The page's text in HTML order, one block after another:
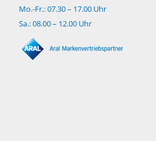
Mo.-Fr.: 07.30 – 17.00 Uhr
Sa.: 08.00 – 12.00 Uhr